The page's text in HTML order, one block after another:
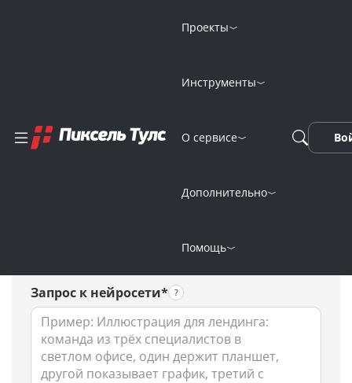
Проекты
Инструменты
О сервисе
Дополнительно
Помощь
Онлайн-генерация
фото совы
нейросетью
Запрос к нейросети*